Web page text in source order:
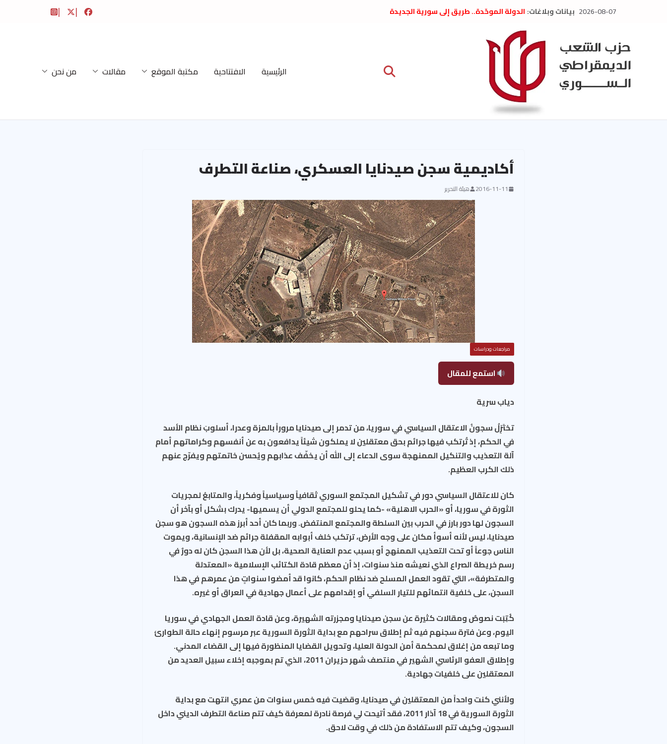
2026-08-07 بيانات وبلاغات: الدولة الموحّدة.. طريق إلى سورية الجديدة
تعزية بوفاة المناضل حسن عبدالعظيم الأمين
العام السابق لحزب الاتحاد الاشتراكي العربي
الديمقراطي
بلاغ صادر عن اجتماع اللجنة المركزية نيسان
الحرب الأمريكية الإسرائيلية على نظام الملالي
في إيران .. بيان من حزب الشعب الديمقراطي
السوري
الرئيسية الافتتاحية مكتبة الموقع مقالات من نحن
أكاديمية سجن صيدنايا العسكري، صناعة التطرف
2016-11-11 هيئة التحرير
مراجعات ودراسات
استمع للمقال
دياب سرية
تختَزِلُ سجونُ الاعتقال السياسي في سوريا، من تدمر إلى صيدنايا مروراً بالمزة وعدرا، أسلوبَ نظام الأسد
في الحكم، إذ تُرتكب فيها جرائم بحق معتقلين لا يملكون شيئاً يدافعون به عن أنفسهم وكراماتهم أمام
آلة التعذيب والتنكيل الممنهجة سوى الدعاء إلى الله أن يخفّف عذابهم ويُحسن خاتمتهم ويفرّج عنهم
ذلك الكرب العظيم.
كان للاعتقال السياسي دور في تشكيل المجتمع السوري ثقافياً وسياسياً وفكرياً، والمتابعُ لمجريات
الثورة في سوريا، أو «الحرب الاهلية» -كما يحلو للمجتمع الدولي أن يسميها- يدرك بشكل أو بآخر أن
السجون لها دور بارز في الحرب بين السلطة والمجتمع المنتفض. وربما كان أحد أبرز هذه السجون هو سجن
صيدنايا، ليس لأنه أسوأ مكان على وجه الأرض، ترتكب خلف أبوابه المقفلة جرائم ضد الإنسانية، ويموت
الناس جوعاً أو تحت التعذيب الممنهج أو بسبب عدم العناية الصحية، بل لأن هذا السجن كان له دورٌ في
رسم خريطة الصراع الذي نعيشه منذ سنوات، إذ أن معظم قادة الكتائب الإسلامية «المعتدلة
والمتطرفة»، التي تقود العمل المسلح ضد نظام الحكم، كانوا قد أمضوا سنواتٍ من عمرهم في هذا
السجن، على خلفية انتمائهم للتيار السلفي أو إقدامهم على أعمال جهادية في العراق أو غيره.
كُتِبَت نصوصٌ ومقالات كثيرة عن سجن صيدنايا ومجزرته الشهيرة، وعن قادة العمل الجهادي في سوريا
اليوم، وعن فترة سجنهم فيه ثم إطلاق سراحهم مع بداية الثورة السورية عبر مرسوم إنهاء حالة الطوارئ
وما تبعه من إغلاق لمحكمة أمن الدولة العليا، وتحويل القضايا المنظورة فيها إلى القضاء المدني.
وإطلاق العفو الرئاسي الشهير في منتصف شهر حزيران 2011، الذي تم بموجبه إخلاء سبيل العديد من
المعتقلين على خلفيات جهادية.
ولأنني كنت واحداً من المعتقلين في صيدنايا، وقضيت فيه خمس سنوات من عمري انتهت مع بداية
الثورة السورية في 18 آذار 2011، فقد أتيحت لي فرصة نادرة لمعرفة كيف تتم صناعة التطرف الديني داخل
السجون، وكيف تتم الاستفادة من ذلك في وقت لاحق.